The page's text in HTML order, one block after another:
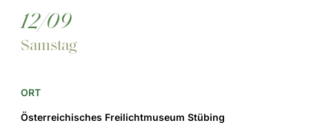
12/09
Samstag
ORT
Österreichisches Freilichtmuseum Stübing